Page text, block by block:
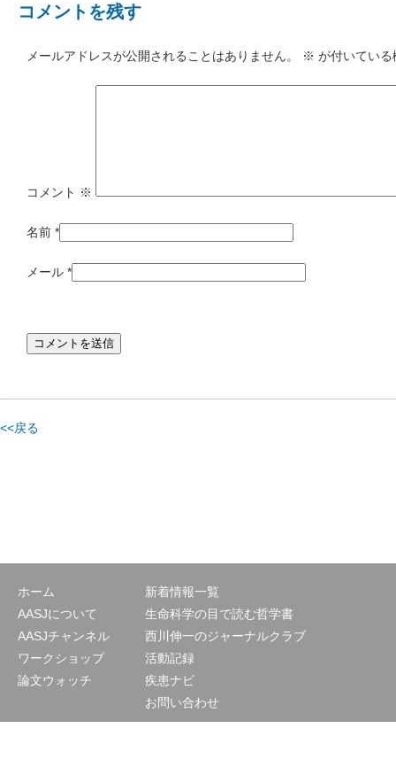
コメントを残す
メールアドレスが公開されることはありません。 ※ が付いてい
コメント ※
名前 *
メール *
<<戻る
ホーム
AASJについて
AASJチャンネル
ワークショップ
論文ウォッチ
新着情報一覧
生命科学の目で読む哲学書
西川伸一のジャーナルクラブ
活動記録
疾患ナビ
お問い合わせ